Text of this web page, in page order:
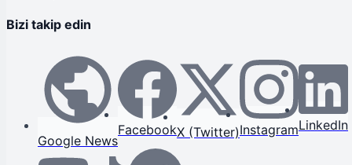
Bizi takip edin
Google News
FacebookX (Twitter)InstagramLinkedIn